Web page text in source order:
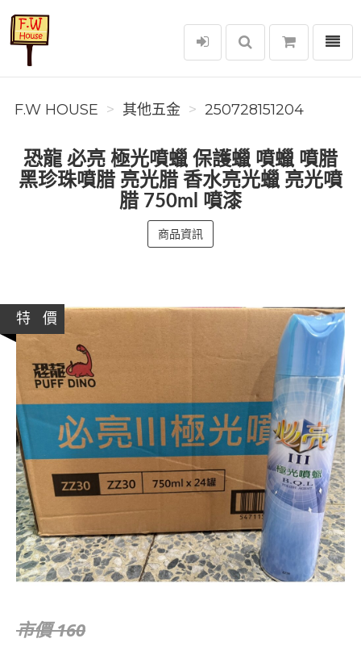
F.W House
選單
F.W HOUSE 其他五金 250728151204
恐龍 必亮 極光噴蠟 保護蠟 噴蠟 噴腊
黑珍珠噴腊 亮光腊 香水亮光蠟 亮光噴
腊 750ml 噴漆
商品資訊
特 價
市價 160